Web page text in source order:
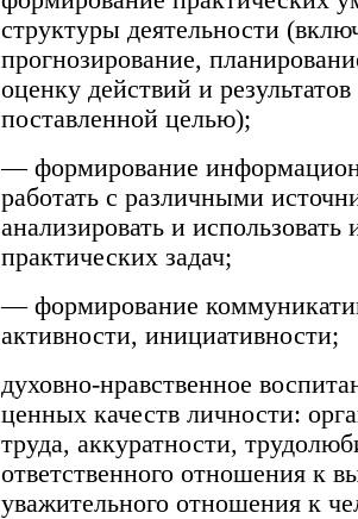
структуры деятельности
прогнозирование,
оценку действий и
поставленной целью);
— формирование
работать с различными
анализировать и
практических задач;
— формирование
активности, инициативности;
духовно-нравственное
ценных качеств личности:
труда, аккуратности,
ответственного отношения к
уважительного отношения к